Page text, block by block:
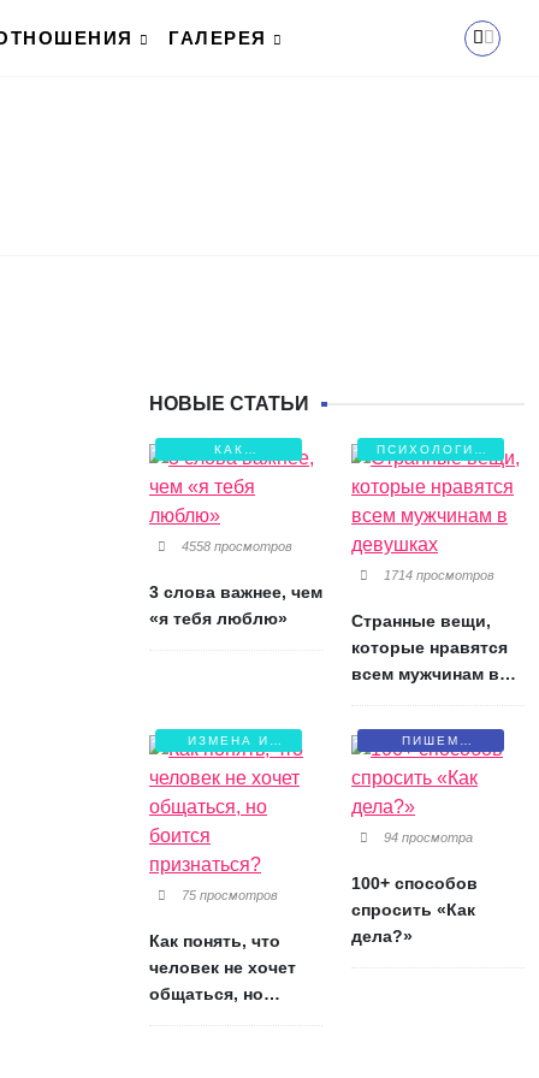
ГАЛЕРЕЯ
НОВЫЕ СТАТЬИ
КАК
СОХРАНИТЬ
ЛЮБОВЬ?
4558 просмотров
3 слова важнее, чем
«я тебя люблю»
ПСИХОЛОГИЯ
ЛЮБВИ
1714 просмотров
Странные вещи,
которые нравятся
всем мужчинам в
ИЗМЕНА И
БОЛЬ
75 просмотров
Как понять, что
человек не хочет
общаться, но
ПИШЕМ
ПИСЬМА
94 просмотра
100+ способов
спросить «Как
дела?»